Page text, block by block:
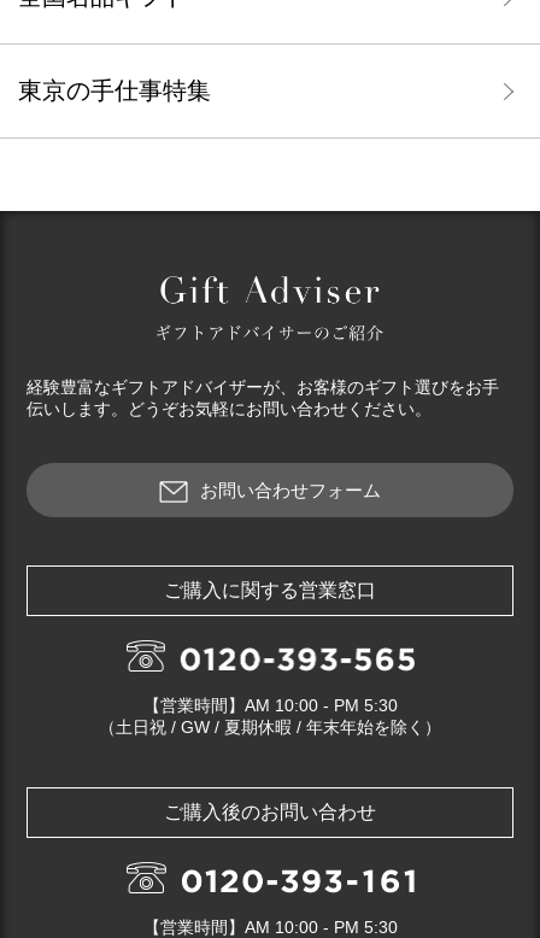
東京の手仕事特集
経験豊富なギフトアドバイザーが、お客様のギフト選びをお手
伝いします。どうぞお気軽にお問い合わせください。
お問い合わせフォーム
ご購入に関する営業窓口
【営業時間】AM 10:00 - PM 5:30
（土日祝 / GW / 夏期休暇 / 年末年始を除く）
ご購入後のお問い合わせ
【営業時間】AM 10:00 - PM 5:30